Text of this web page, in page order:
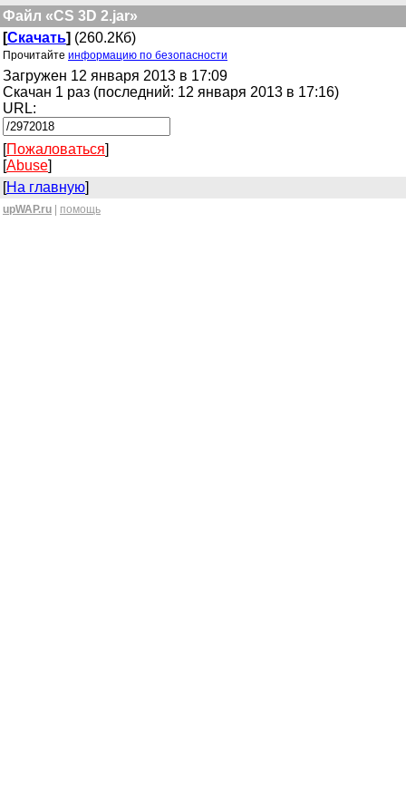
Файл «CS 3D 2.jar»
[Скачать] (260.2Кб)
Прочитайте информацию по безопасности
Загружен 12 января 2013 в 17:09
Скачан 1 раз (последний: 12 января 2013 в 17:16)
URL:
[Пожаловаться]
[Abuse]
[На главную]
upWAP.ru помощь